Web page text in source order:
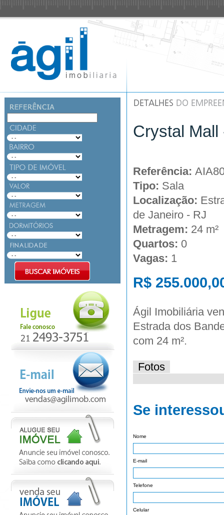
Crystal
Referência:
Tipo: Sala
Localização:
de Janeiro - RJ
Metragem: 24 m²
Quartos: 0
Vagas: 1
R$
Ágil Imobiliária
Estrada dos
com 24 m².
Fotos
Se
Nome
E-mail
Telefone
Celular